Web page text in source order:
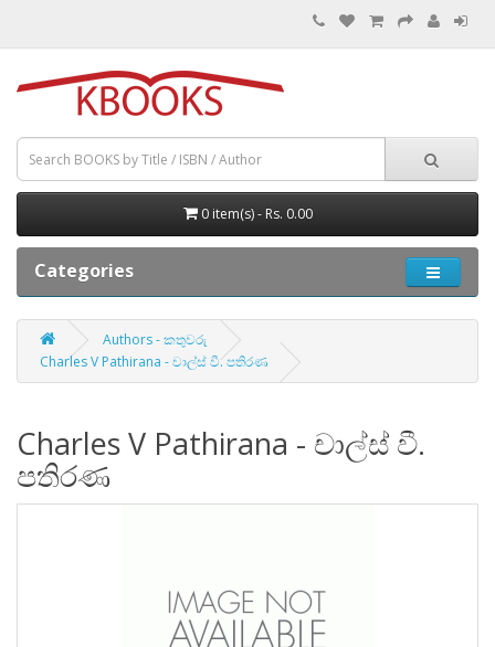
0 item(s) - Rs. 0.00
Categories
Authors - කතුවරු
Charles V Pathirana - චාල්ස් වී. පතිරණ
Charles V Pathirana - චාල්ස් වී.
පතිරණ